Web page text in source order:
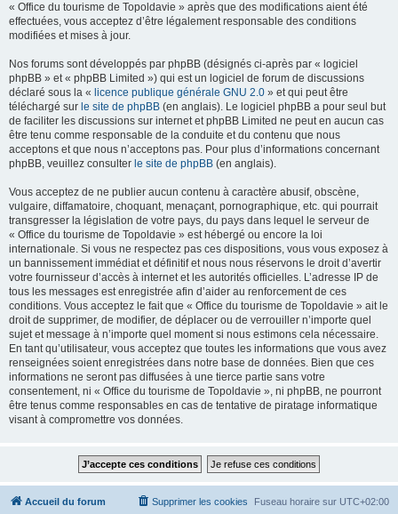
« Office du tourisme de Topoldavie » après que des modifications aient été
effectuées, vous acceptez d’être légalement responsable des conditions
modifiées et mises à jour.
Nos forums sont développés par phpBB (désignés ci-après par « logiciel
phpBB » et « phpBB Limited ») qui est un logiciel de forum de discussions
déclaré sous la « licence publique générale GNU 2.0 » et qui peut être
téléchargé sur le site de phpBB (en anglais). Le logiciel phpBB a pour seul but
de faciliter les discussions sur internet et phpBB Limited ne peut en aucun cas
être tenu comme responsable de la conduite et du contenu que nous
acceptons et que nous n’acceptons pas. Pour plus d’informations concernant
phpBB, veuillez consulter le site de phpBB (en anglais).
Vous acceptez de ne publier aucun contenu à caractère abusif, obscène,
vulgaire, diffamatoire, choquant, menaçant, pornographique, etc. qui pourrait
transgresser la législation de votre pays, du pays dans lequel le serveur de
« Office du tourisme de Topoldavie » est hébergé ou encore la loi
internationale. Si vous ne respectez pas ces dispositions, vous vous exposez à
un bannissement immédiat et définitif et nous nous réservons le droit d’avertir
votre fournisseur d’accès à internet et les autorités officielles. L’adresse IP de
tous les messages est enregistrée afin d’aider au renforcement de ces
conditions. Vous acceptez le fait que « Office du tourisme de Topoldavie » ait le
droit de supprimer, de modifier, de déplacer ou de verrouiller n’importe quel
sujet et message à n’importe quel moment si nous estimons cela nécessaire.
En tant qu’utilisateur, vous acceptez que toutes les informations que vous avez
renseignées soient enregistrées dans notre base de données. Bien que ces
informations ne seront pas diffusées à une tierce partie sans votre
consentement, ni « Office du tourisme de Topoldavie », ni phpBB, ne pourront
être tenus comme responsables en cas de tentative de piratage informatique
visant à compromettre vos données.
Accueil du forum Fuseau horaire sur UTC+02:00
Supprimer les cookies